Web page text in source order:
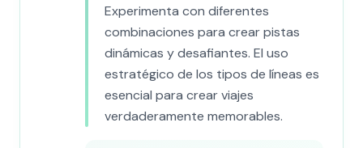
Experimenta con diferentes
combinaciones para crear pistas
dinámicas y desafiantes. El uso
estratégico de los tipos de líneas es
esencial para crear viajes
verdaderamente memorables.